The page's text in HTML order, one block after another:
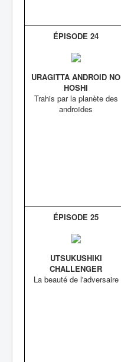
ÉPISODE 24
URAGITTA ANDROID NO
HOSHI
Trahis par la planète des
androïdes
ÉPISODE 25
UTSUKUSHIKI
CHALLENGER
La beauté de l'adversaire